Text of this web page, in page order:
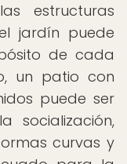
estructuras
jardín puede
de cada
un patio con
puede ser
curvas y